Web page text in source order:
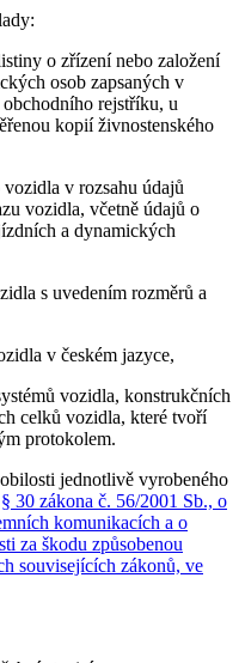
o zřízení nebo založení
osob zapsaných v
rejstříku, u
kopií živnostenského
v rozsahu údajů
vozidla, včetně údajů o
a dynamických
s uvedením rozměrů a
v českém jazyce,
vozidla, konstrukčních
celků vozidla, které tvoří
protokolem.
jednotlivě vyrobeného
§ 30 zákona č. 56/2001 Sb., o
komunikacích a o
za škodu způsobenou
souvisejících zákonů, ve